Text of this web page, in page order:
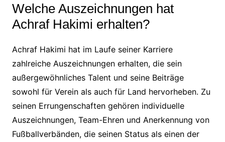
Welche Auszeichnungen hat
Achraf Hakimi erhalten?
Achraf Hakimi hat im Laufe seiner Karriere
zahlreiche Auszeichnungen erhalten, die sein
außergewöhnliches Talent und seine Beiträge
sowohl für Verein als auch für Land hervorheben. Zu
seinen Errungenschaften gehören individuelle
Auszeichnungen, Team-Ehren und Anerkennung von
Fußballverbänden, die seinen Status als einen der